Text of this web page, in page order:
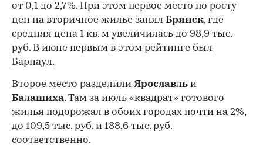
от 0,1 до 2,7%. При этом первое место по росту
цен на вторичное жилье занял Брянск, где
средняя цена 1 кв. м увеличилась до 98,9 тыс.
руб. В июне первым в этом рейтинге был
Барнаул.
Второе место разделилиЯрославль и
Балашиха. Там за июль «квадрат» готового
жилья подорожал в обоих городах почти на 2%,
до 109,5 тыс. руб. и 188,6 тыс. руб.
соответственно.